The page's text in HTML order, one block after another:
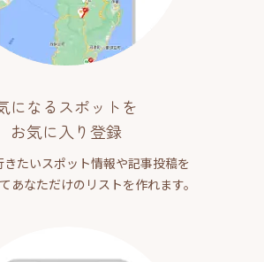
になるスポットを
お気に入り登録
きたいスポット情報や記事投稿を
あなただけのリストを作れます。